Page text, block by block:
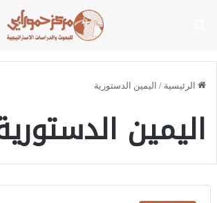
الرئيسية / اليمين الدستورية
اليمين